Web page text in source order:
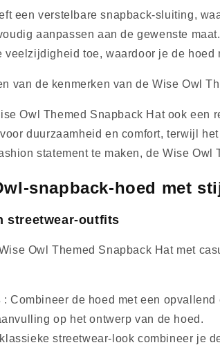
een verstelbare snapback-sluiting,
aanpassen aan de gewenste
toe, waardoor je de
van de kenmerken van de Wise Owl
Owl Themed Snapback Hat ook
duurzaamheid en comfort, terwijl
statement te maken, de Wise Owl
snapback-hoed met
streetwear-outfits
Owl Themed Snapback Hat met
: Combineer de hoed met een
op het ontwerp van de hoed.
streetwear-look combineer je